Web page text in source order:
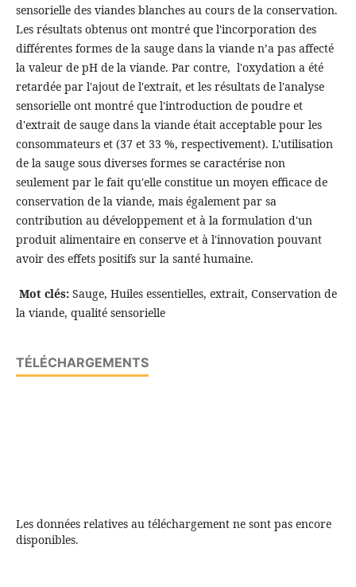
sensorielle des viandes blanches au cours de la conservation.
Les résultats obtenus ont montré que l'incorporation des
différentes formes de la sauge dans la viande n’a pas affecté
la valeur de pH de la viande. Par contre, l'oxydation a été
retardée par l'ajout de l'extrait, et les résultats de l'analyse
sensorielle ont montré que l'introduction de poudre et
d'extrait de sauge dans la viande était acceptable pour les
consommateurs et (37 et 33 %, respectivement). L'utilisation
de la sauge sous diverses formes se caractérise non
seulement par le fait qu'elle constitue un moyen efficace de
conservation de la viande, mais également par sa
contribution au développement et à la formulation d'un
produit alimentaire en conserve et à l'innovation pouvant
avoir des effets positifs sur la santé humaine.
Mot clés:Sauge, Huiles essentielles, extrait, Conservation de
la viande, qualité sensorielle
TÉLÉCHARGEMENTS
Les données relatives au téléchargement ne sont pas encore
disponibles.